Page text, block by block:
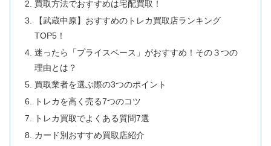
買取方法でおすすめは宅配買取！
【武蔵中原】おすすめのトレカ買取店ランキング
TOP5！
迷ったら「プライスベース」がおすすめ！その３つの
理由とは？
買取業者を選ぶ際の3つのポイント
トレカを高く売る7つのコツ
トレカ買取でよくある質問7選
カード別おすすめ買取店紹介